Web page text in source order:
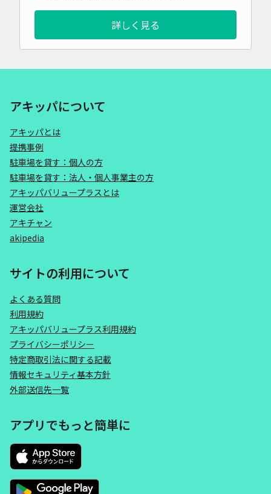
詳しく見る
アキッパについて
アキッパとは
提携事例
駐車場を貸す：個人の方
駐車場を貸す：法人・個人事業主の方
アキッパバリュープラスとは
運営会社
アキチャン
akipedia
サイトの利用について
よくある質問
利用規約
アキッパバリュープラス利用規約
プライバシーポリシー
特定商取引法に関する記載
情報セキュリティ基本方針
外部送信先一覧
アプリでもっと簡単に